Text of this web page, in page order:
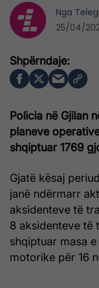
Policia në Gjilan
planeve
shqiptuar 1769
Gjatë kësaj
janë ndërmarr
aksidenteve të
8 aksidenteve të
shqiptuar masa
motorike për 16
Nga
25/04/